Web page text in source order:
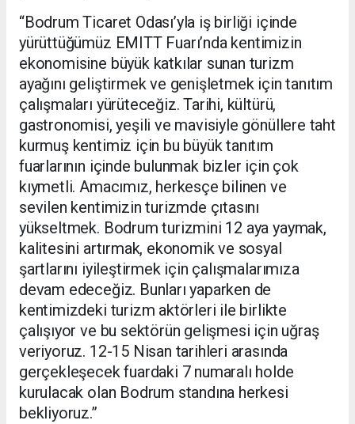
“Bodrum Ticaret Odası’yla iş birliği içinde
yürüttüğümüz EMITT Fuarı’nda kentimizin
ekonomisine büyük katkılar sunan turizm
ayağını geliştirmek ve genişletmek için tanıtım
çalışmaları yürüteceğiz. Tarihi, kültürü,
gastronomisi, yeşili ve mavisiyle gönüllere taht
kurmuş kentimiz için bu büyük tanıtım
fuarlarının içinde bulunmak bizler için çok
kıymetli. Amacımız, herkesçe bilinen ve
sevilen kentimizin turizmde çıtasını
yükseltmek. Bodrum turizmini 12 aya yaymak,
kalitesini artırmak, ekonomik ve sosyal
şartlarını iyileştirmek için çalışmalarımıza
devam edeceğiz. Bunları yaparken de
kentimizdeki turizm aktörleri ile birlikte
çalışıyor ve bu sektörün gelişmesi için uğraş
veriyoruz. 12-15 Nisan tarihleri arasında
gerçekleşecek fuardaki 7 numaralı holde
kurulacak olan Bodrum standına herkesi
bekliyoruz.”